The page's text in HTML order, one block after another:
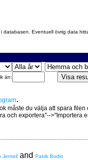
databasen. Eventuell övrig data
än:
.
måste du välja att spara filen
och exportera"-->"Importera
Jentell and Patrik Bodin